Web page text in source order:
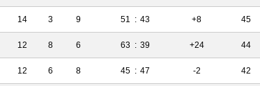
14 3 9 51 : 43 +8 45
12 8 6 63 : 39 +24 44
12 6 8 45 : 47 -2 42